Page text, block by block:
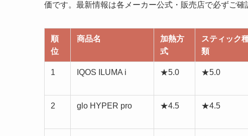
価です。最新情報は各メーカー公式・販売店で必ずご確
順
位
商品名
加熱方
式
スティック
類
1 IQOS ILUMA i ★5.0 ★5.0
2 glo HYPER pro ★4.5 ★4.5